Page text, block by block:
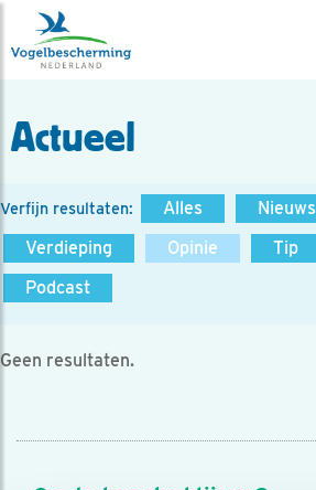
Actueel
Verfijn resultaten: Alles Nieuws
Verdieping
Opinie Tip
Podcast
Geen resultaten.